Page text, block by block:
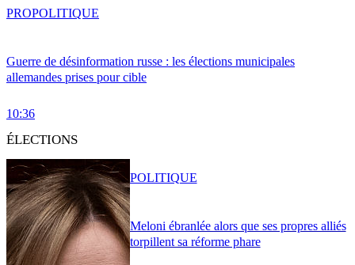
Guerre de désinformation russe : les élections municipales
allemandes prises pour cible
10:36
PROPOLITIQUE
ÉLECTIONS
Meloni ébranlée alors que ses propres alliés
torpillent sa réforme phare
POLITIQUE